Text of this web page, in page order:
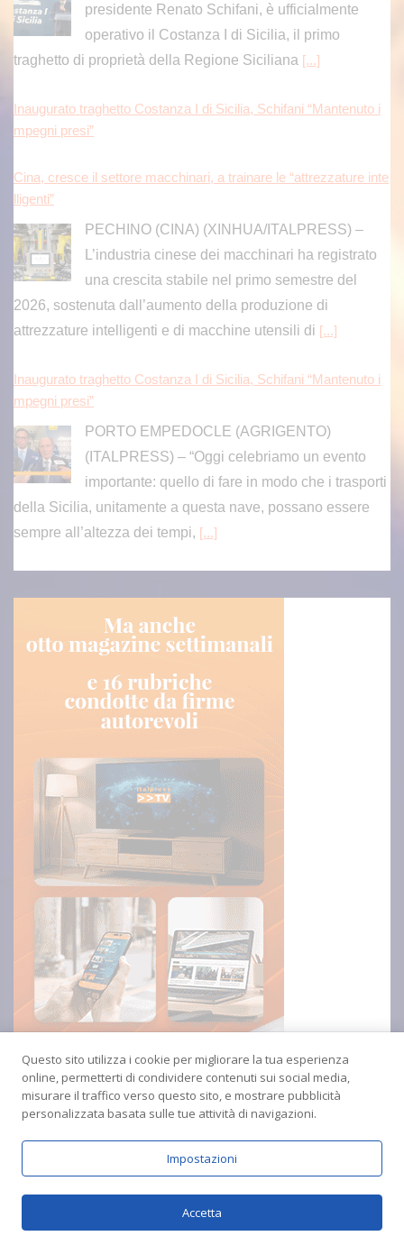
presidente Renato Schifani, è ufficialmente
operativo il Costanza I di Sicilia, il primo
traghetto di proprietà della Regione Siciliana [...]
Inaugurato traghetto Costanza I di Sicilia, Schifani “Mantenuto i
mpegni presi”
Cina, cresce il settore macchinari, a trainare le “attrezzature inte
lligenti”
PECHINO (CINA) (XINHUA/ITALPRESS) –
L’industria cinese dei macchinari ha registrato
una crescita stabile nel primo semestre del
2026, sostenuta dall’aumento della produzione di
attrezzature intelligenti e di macchine utensili di [...]
Inaugurato traghetto Costanza I di Sicilia, Schifani “Mantenuto i
mpegni presi”
PORTO EMPEDOCLE (AGRIGENTO)
(ITALPRESS) – “Oggi celebriamo un evento
importante: quello di fare in modo che i trasporti
della Sicilia, unitamente a questa nave, possano essere
sempre all’altezza dei tempi, [...]
Questo sito utilizza i cookie per migliorare la tua esperienza
online, permetterti di condividere contenuti sui social media,
misurare il traffico verso questo sito, e mostrare pubblicità
personalizzata basata sulle tue attività di navigazioni.
Impostazioni
Accetta